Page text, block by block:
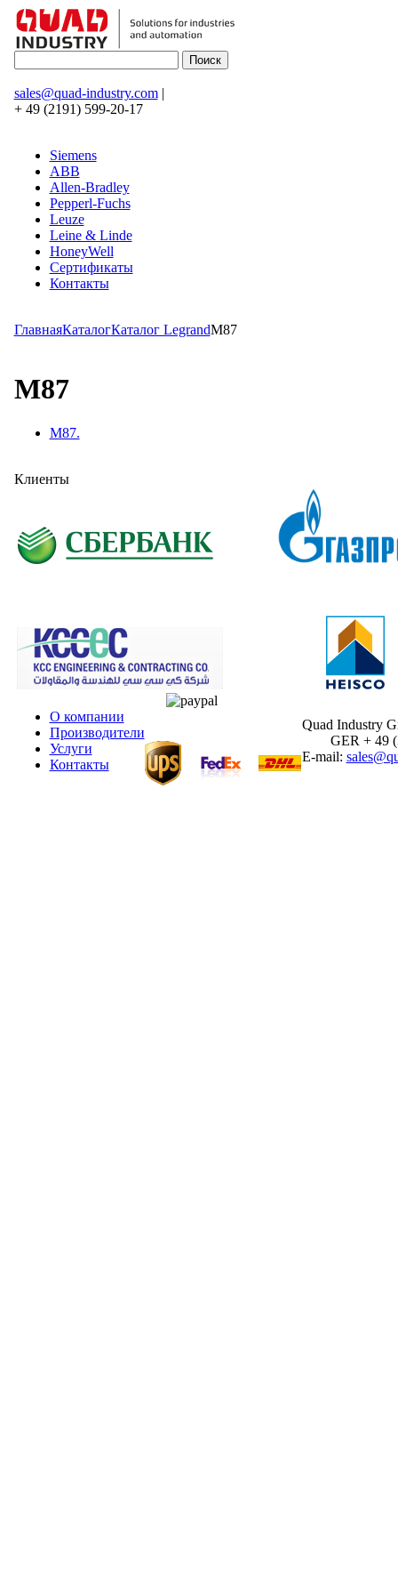
sales@quad-industry.com|
+ 49 (2191) 599-20-17
Siemens
ABB
Allen-Bradley
Pepperl-Fuchs
Leuze
Leine & Linde
HoneyWell
Сертификаты
Контакты
ГлавнаяКаталогКаталог LegrandM87
M87
M87.
Клиенты
О компании
Производители
Услуги
Контакты
Quad Industry
GER + 49
E-mail: